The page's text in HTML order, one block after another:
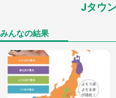
あまりにも四角
「閉所恐怖症の私
年に『手を繋い
8万人感動
Jタウ
みんなの結果